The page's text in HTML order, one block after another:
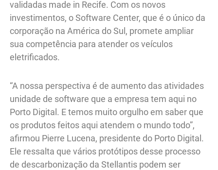
validadas made in Recife. Com os novos
investimentos, o Software Center, que é o único da
corporação na América do Sul, promete ampliar
sua competência para atender os veículos
eletrificados.
“A nossa perspectiva é de aumento das atividades
unidade de software que a empresa tem aqui no
Porto Digital. E temos muito orgulho em saber que
os produtos feitos aqui atendem o mundo todo”,
afirmou Pierre Lucena, presidente do Porto Digital.
Ele ressalta que vários protótipos desse processo
de descarbonização da Stellantis podem ser